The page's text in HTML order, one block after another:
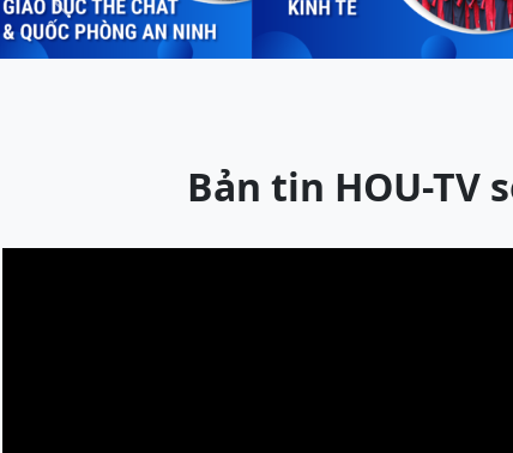
Previous
Bản tin HOU-TV